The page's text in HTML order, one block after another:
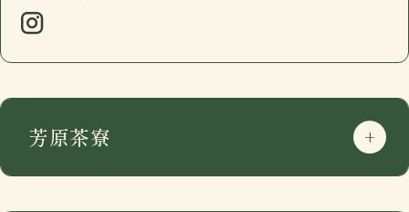
芳原茶寮